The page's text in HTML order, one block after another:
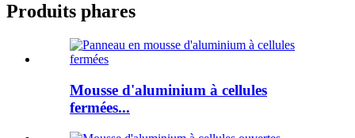
Produits phares
Mousse d'aluminium à cellules
fermées...